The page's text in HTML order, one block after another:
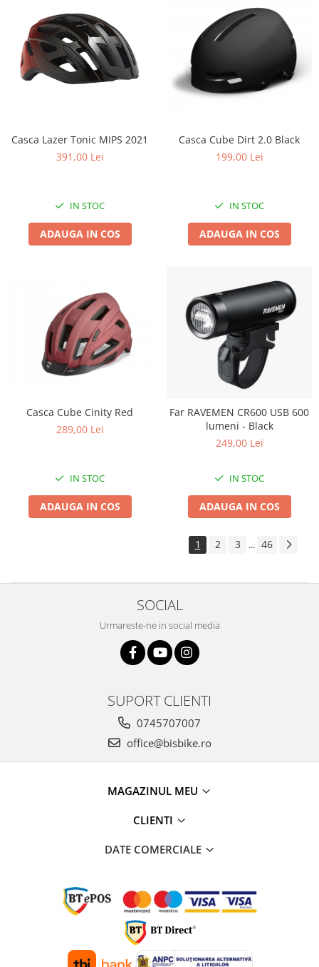
Casca Lazer Tonic MIPS 2021
391,00 Lei
IN STOC
ADAUGA IN COS
Casca Cube Dirt 2.0 Black
199,00 Lei
IN STOC
ADAUGA IN COS
Casca Cube Cinity Red
289,00 Lei
IN STOC
ADAUGA IN COS
Far RAVEMEN CR600 USB 600
lumeni - Black
249,00 Lei
IN STOC
ADAUGA IN COS
1 2 3 ... 46
SOCIAL
Urmareste-ne in social media
SUPORT CLIENTI
0745707007
office@bisbike.ro
MAGAZINUL MEU
CLIENTI
DATE COMERCIALE